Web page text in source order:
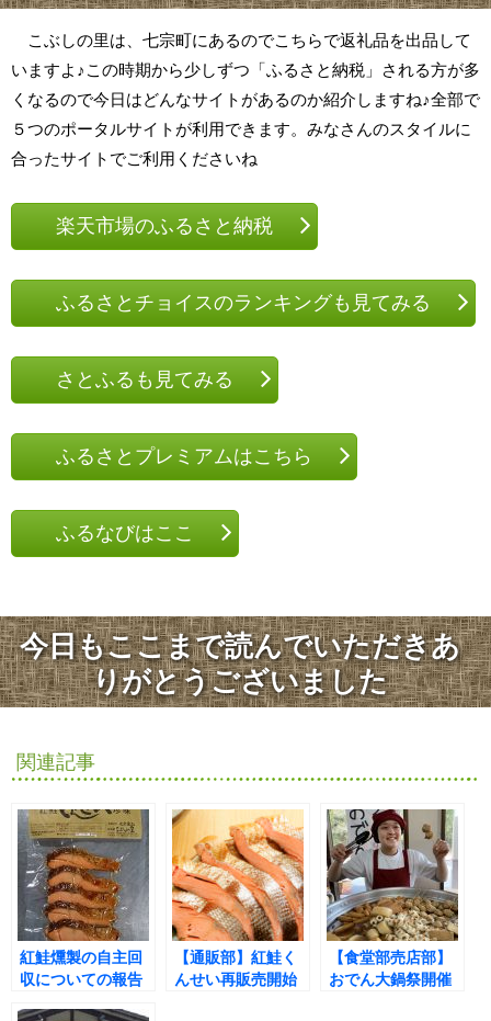
こぶしの里は、七宗町にあるのでこちらで返礼品を出品して
いますよ♪この時期から少しずつ「ふるさと納税」される方が多
くなるので今日はどんなサイトがあるのか紹介しますね♪全部で
５つのポータルサイトが利用できます。みなさんのスタイルに
合ったサイトでご利用くださいね
楽天市場のふるさと納税
ふるさとチョイスのランキングも見てみる
さとふるも見てみる
ふるさとプレミアムはこちら
ふるなびはここ
今日もここまで読んでいただきあ
りがとうございました
関連記事
紅鮭燻製の自主回
収についての報告
【通販部】紅鮭く
んせい再販売開始
【食堂部売店部】
おでん大鍋祭開催